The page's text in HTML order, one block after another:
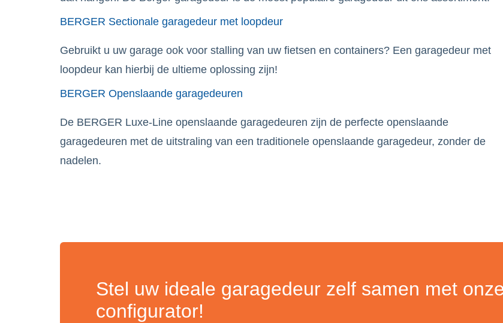
BERGER Sectionale garagedeur met loopdeur
Gebruikt u uw garage ook voor stalling van uw fietsen en containers? Een garagedeur met
loopdeur kan hierbij de ultieme oplossing zijn!
BERGER Openslaande garagedeuren
De BERGER Luxe-Line openslaande garagedeuren zijn de perfecte openslaande
garagedeuren met de uitstraling van een traditionele openslaande garagedeur, zonder de
nadelen.
Stel uw ideale garagedeur zelf samen met
configurator!